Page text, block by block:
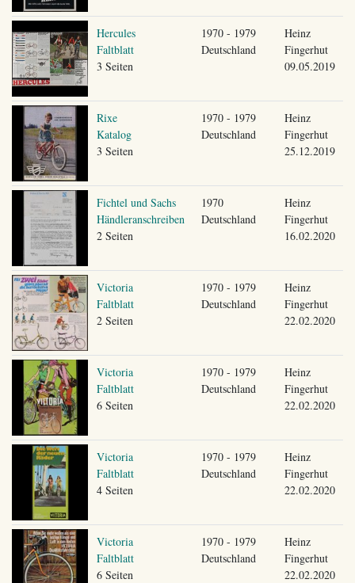
Hercules
Faltblatt
3 Seiten
1970 - 1979
Deutschland
Heinz
Fingerhut
09.05.2019
Rixe
Katalog
3 Seiten
1970 - 1979
Deutschland
Heinz
Fingerhut
25.12.2019
Fichtel und Sachs
Händleranschreiben
2 Seiten
1970
Deutschland
Heinz
Fingerhut
16.02.2020
Victoria
Faltblatt
2 Seiten
1970 - 1979
Deutschland
Heinz
Fingerhut
22.02.2020
Victoria
Faltblatt
6 Seiten
1970 - 1979
Deutschland
Heinz
Fingerhut
22.02.2020
Victoria
Faltblatt
4 Seiten
1970 - 1979
Deutschland
Heinz
Fingerhut
22.02.2020
Victoria
Faltblatt
6 Seiten
1970 - 1979
Deutschland
Heinz
Fingerhut
22.02.2020